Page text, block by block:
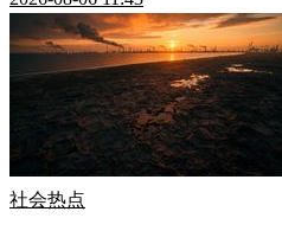
社会热点